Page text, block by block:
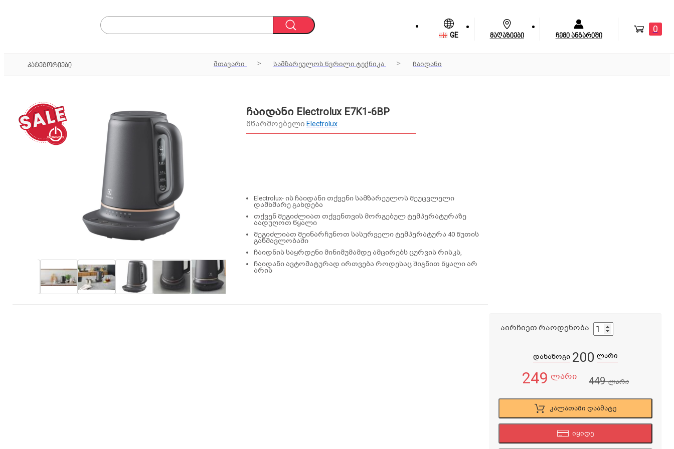
GE მაღაზიები ჩემი ანგარიში
0
კატეგორიები მთავარი სამზარეულოს წვრილი ტექნიკა ჩაიდანი
ჩაიდანი Electrolux E7K1-6BP
მწარმოებელი Electrolux
Electrolux- ის ჩაიდანი თქვენი სამზარეულოს შეუცვლელი
დამხმარე გახდება
თქვენ შეგიძლიათ თქვენთვის მორგებულ ტემპერატურაზე
აადუღოთ წყალი
შეგიძლიათ შეინარჩუნოთ სასურველი ტემპერატურა 40 წუთის
განმავლობაში
ჩაიდნის საყრდენი მინიმუმამდე ამცირებს ცურვის რისკს,
ჩაიდანი ავტომატურად ირთვება როდესაც შიგნით წყალი არ
არის
აირჩიეთ რაოდენობა
დანაზოგი 200 ლარი
249 ლარი 449ლარი
კალათაში დაამატე
იყიდე